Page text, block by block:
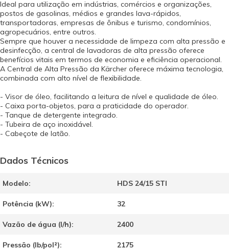
Ideal para utilização em indústrias, comércios e organizações,
postos de gasolinas, médios e grandes lava-rápidos,
transportadoras, empresas de ônibus e turismo, condomínios,
agropecuários, entre outros.
Sempre que houver a necessidade de limpeza com alta pressão e
desinfecção, a central de lavadoras de alta pressão oferece
benefícios vitais em termos de economia e eficiência operacional.
A Central de Alta Pressão da Kärcher oferece máxima tecnologia,
combinada com alto nível de flexibilidade.
- Visor de óleo, facilitando a leitura de nível e qualidade de óleo.
- Caixa porta-objetos, para a praticidade do operador.
- Tanque de detergente integrado.
- Tubeira de aço inoxidável.
- Cabeçote de latão.
Dados Técnicos
Modelo: HDS 24/15 STI
Potência (kW): 32
Vazão de água (l/h): 2400
Pressão (lb/pol²): 2175